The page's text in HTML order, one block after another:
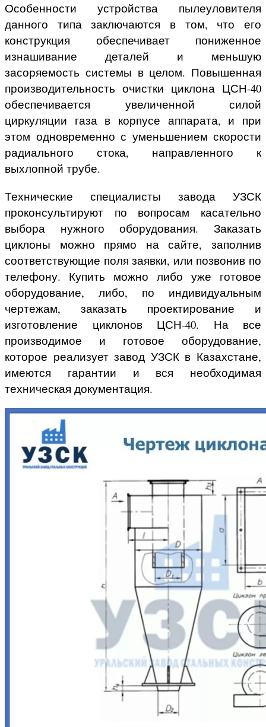
Особенности устройства пылеуловителя
данного типа заключаются в том, что его
конструкция обеспечивает пониженное
изнашивание деталей и меньшую
засоряемость системы в целом. Повышенная
производительность очистки циклона ЦСН-40
обеспечивается увеличенной силой
циркуляции газа в корпусе аппарата, и при
этом одновременно с уменьшением скорости
радиального стока, направленного к
выхлопной трубе.
Технические специалисты завода УЗСК
проконсультируют по вопросам касательно
выбора нужного оборудования. Заказать
циклоны можно прямо на сайте, заполнив
соответствующие поля заявки, или позвонив по
телефону. Купить можно либо уже готовое
оборудование, либо, по индивидуальным
чертежам, заказать проектирование и
изготовление циклонов ЦСН-40. На все
производимое и готовое оборудование,
которое реализует завод УЗСК в Казахстане,
имеются гарантии и вся необходимая
техническая документация.